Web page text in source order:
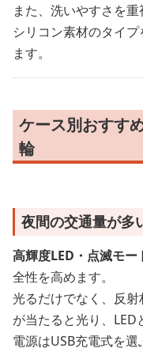
また、洗いやすさを
シリコン素材のタイ
ます。
ケース別おすす
輪
夜間の交通量が多
高輝度LED・点滅モ
全性を高めます。
光るだけでなく、反
が当たると光り、LED
電源はUSB充電式を